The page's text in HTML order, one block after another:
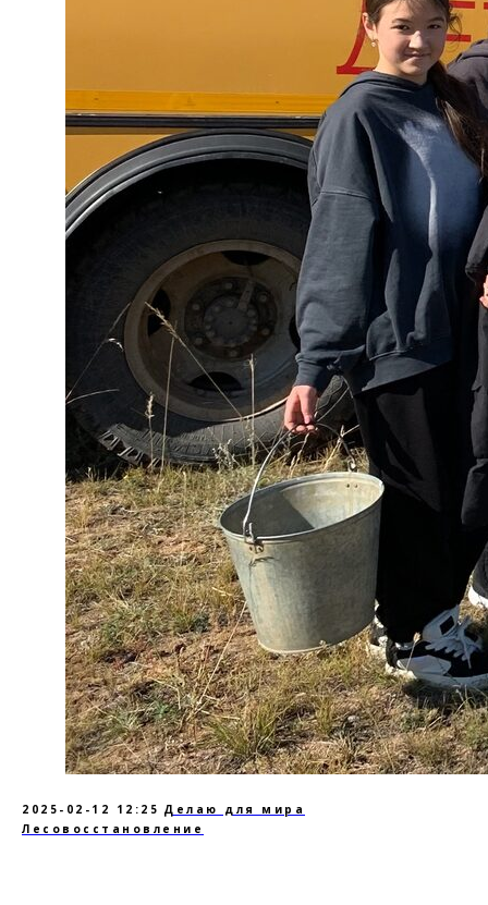
2025-02-12 12:25 Делаю для мира
Лесовосстановление